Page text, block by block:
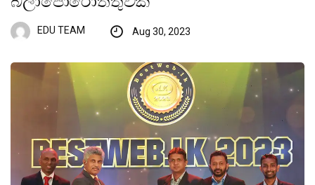
EDU TEAM Aug 30, 2023